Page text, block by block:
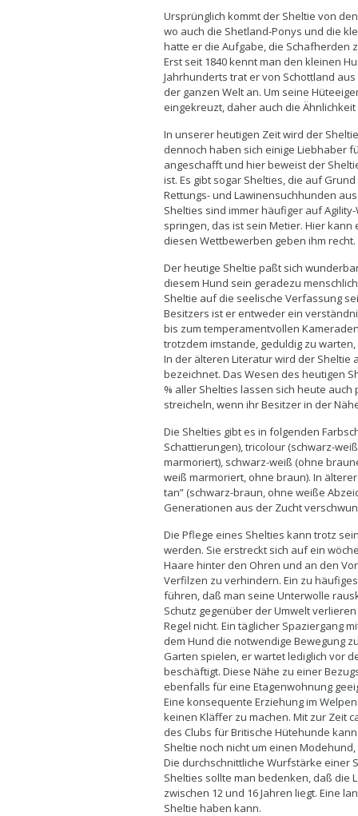
Ursprünglich kommt der Sheltie von
wo auch die Shetland-Ponys und die
hatte er die Aufgabe, die Schafherden
Erst seit 1840 kennt man den kleinen
Jahrhunderts trat er von Schottland
der ganzen Welt an. Um seine
eingekreuzt, daher auch die
In unserer heutigen Zeit wird der
dennoch haben sich einige Liebhaber
angeschafft und hier beweist der
ist. Es gibt sogar Shelties, die auf
Rettungs- und Lawinensuchhunden
Shelties sind immer häufiger auf
springen, das ist sein Metier. Hier
diesen Wettbewerben geben ihm recht.
Der heutige Sheltie paßt sich
diesem Hund sein geradezu
Sheltie auf die seelische Verfassung
Besitzers ist er entweder ein
bis zum temperamentvollen
trotzdem imstande, geduldig zu
In der älteren Literatur wird der
bezeichnet. Das Wesen des heutigen
% aller Shelties lassen sich heute
streicheln, wenn ihr Besitzer in der
Die Shelties gibt es in folgenden
Schattierungen), tricolour (schwarz-
marmoriert), schwarz-weiß (ohne
weiß marmoriert, ohne braun). In
tan” (schwarz-braun, ohne weiße
Generationen aus der Zucht
Die Pflege eines Shelties kann trotz
werden. Sie erstreckt sich auf ein
Haare hinter den Ohren und an den
Verfilzen zu verhindern. Ein zu
führen, daß man seine Unterwolle
Schutz gegenüber der Umwelt
Regel nicht. Ein täglicher Spaziergang
dem Hund die notwendige Bewegung
Garten spielen, er wartet lediglich vor
beschäftigt. Diese Nähe zu einer
ebenfalls für eine Etagenwohnung
Eine konsequente Erziehung im
keinen Kläffer zu machen. Mit zur Zeit
des Clubs für Britische Hütehunde
Sheltie noch nicht um einen
Die durchschnittliche Wurfstärke einer
Shelties sollte man bedenken, daß die
zwischen 12 und 16 Jahren liegt. Eine
Sheltie haben kann.